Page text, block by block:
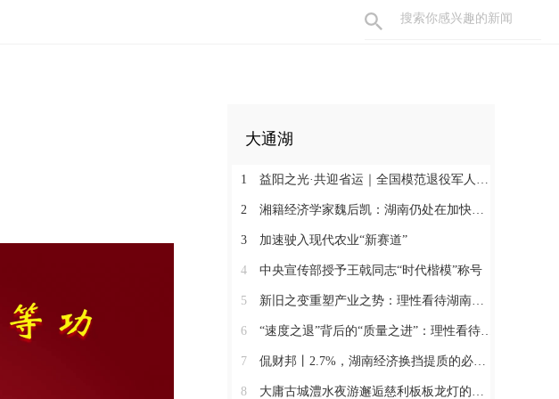
大通湖
1 益阳之光·共迎省运｜全国模范退役军人许国良的乡村美育之路
2 湘籍经济学家魏后凯：湖南仍处在加快发展的过程中
3 加速驶入现代农业“新赛道”
4 中央宣传部授予王戟同志“时代楷模”称号
5 新旧之变重塑产业之势：理性看待湖南经济半年报（二）
6 “速度之退”背后的“质量之进”：理性看待湖南经济半年报（一）
7 侃财邦丨2.7%，湖南经济换挡提质的必经关口
8 大庸古城澧水夜游邂逅慈利板板龙灯的千年浪漫